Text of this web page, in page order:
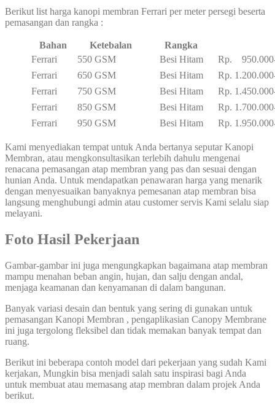
Berikut list harga kanopi membran Ferrari per meter persegi beserta
pemasangan dan rangka :
Bahan Ketebalan
Rangka
Ferrari
550 GSM Besi Hitam
Rp.
Ferrari
650 GSM Besi Hitam
Rp.
Ferrari
750 GSM Besi Hitam
Rp.
Ferrari
850 GSM Besi Hitam
Rp.
Ferrari
950 GSM Besi Hitam Rp.
Kami menyediakan tempat untuk Anda bertanya seputar Kanopi
Membran, atau mengkonsultasikan terlebih dahulu mengenai
renacana pemasangan atap membran yang pas dan sesuai dengan
hunian Anda. Untuk mendapatkan penawaran harga yang menarik
dengan menyesuaikan banyaknya pemesanan atap membran bisa
langsung menghubungi admin atau customer servis Kami selalu siap
melayani.
Foto Hasil Pekerjaan
Gambar-gambar ini juga mengungkapkan bagaimana atap membran
mampu menahan beban angin, hujan, dan salju dengan andal,
menjaga keamanan dan kenyamanan di dalam bangunan.
Banyak variasi desain dan bentuk yang sering di gunakan untuk
pemasangan Kanopi Membran , pengaplikasian Canopy Membrane
ini juga tergolong fleksibel dan tidak memakan banyak tempat dan
ruang.
Berikut ini beberapa contoh model dari pekerjaan yang sudah Kami
kerjakan, Mungkin bisa menjadi salah satu inspirasi bagi Anda
untuk membuat atau memasang atap membran dalam projek Anda
berikut.